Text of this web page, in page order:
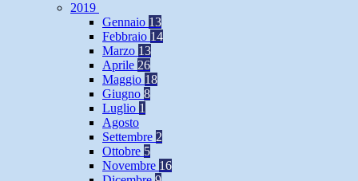
2019
Gennaio 13
Febbraio 14
Marzo 13
Aprile 26
Maggio 18
Giugno 8
Luglio 1
Agosto
Settembre 2
Ottobre 5
Novembre 16